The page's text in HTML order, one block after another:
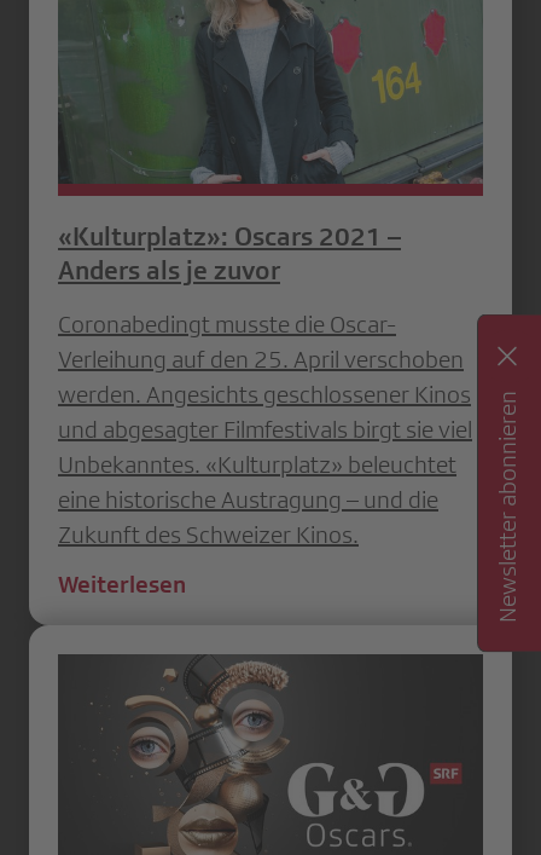
«Kulturplatz»: Oscars 2021 –
Anders als je zuvor
Coronabedingt musste die Oscar-
Verleihung auf den 25. April verschoben
werden. Angesichts geschlossener Kinos
und abgesagter Filmfestivals birgt sie viel
Unbekanntes. «Kulturplatz» beleuchtet
eine historische Austragung – und die
Zukunft des Schweizer Kinos.
Weiterlesen
Newsletter abonnieren